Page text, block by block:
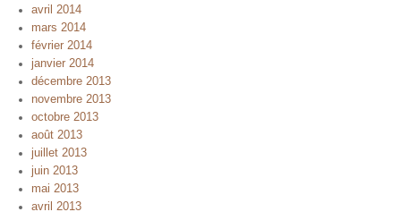
avril 2014
mars 2014
février 2014
janvier 2014
décembre 2013
novembre 2013
octobre 2013
août 2013
juillet 2013
juin 2013
mai 2013
avril 2013